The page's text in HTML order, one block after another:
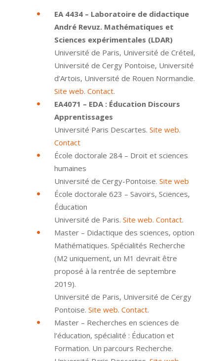
EA 4434 – Laboratoire de didactique
André Revuz. Mathématiques et
Sciences expérimentales (LDAR)
Université de Paris, Université de Créteil,
Université de Cergy Pontoise, Université
d’Artois, Université de Rouen Normandie.
Site web. Contact.
EA4071 – EDA : Éducation Discours
Apprentissages
Université Paris Descartes. Site web.
Contact
École doctorale 284 – Droit et sciences
humaines
Université de Cergy-Pontoise. Site web
École doctorale 623 – Savoirs, Sciences,
Éducation
Université de Paris. Site web. Contact.
Master – Didactique des sciences, option
Mathématiques. Spécialités Recherche
(M2 uniquement, un M1 devrait être
proposé à la rentrée de septembre
2019).
Université de Paris, Université de Cergy
Pontoise. Site web. Contact.
Master – Recherches en sciences de
l’éducation, spécialité : Éducation et
Formation. Un parcours Recherche.